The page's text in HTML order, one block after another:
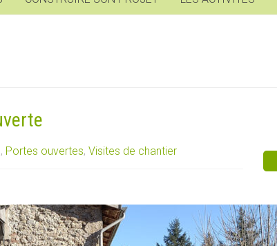
, Portes ouvertes, Visites de chantier